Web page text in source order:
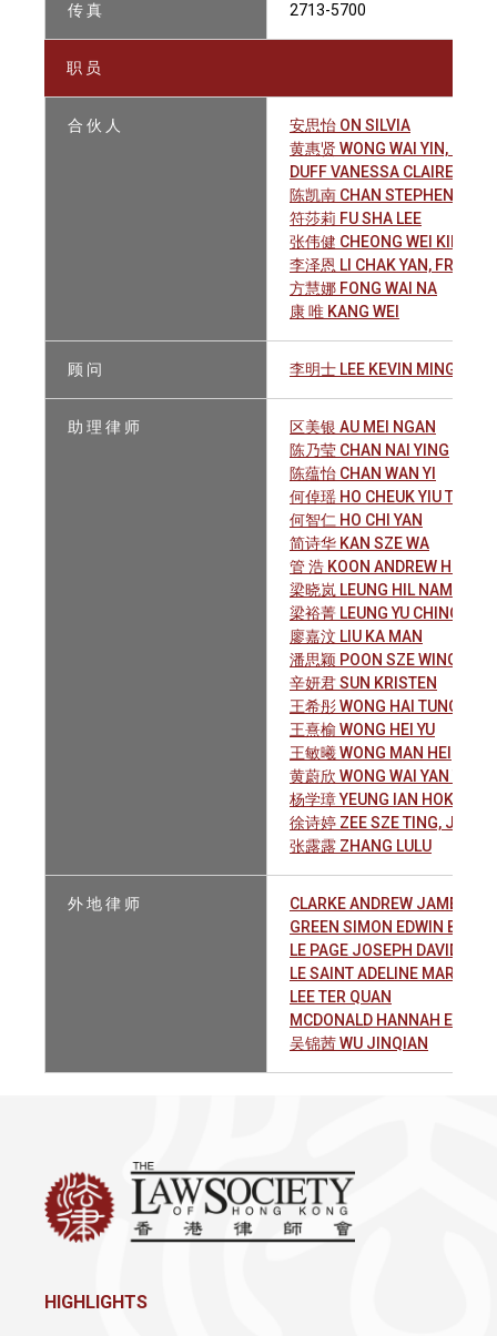
传 真 2713-5700
职 员
合 伙 人
安思怡 ON SILVIA
黄惠贤 WONG WAI YIN, LISA
DUFF VANESSA CLAIRE
陈凯南 CHAN STEPHEN HOI
符莎莉 FU SHA LEE
张伟健 CHEONG WEI KIN,
李泽恩 LI CHAK YAN,
方慧娜 FONG WAI NA
康 唯 KANG WEI
顾 问 李明士 LEE KEVIN MING SHIH
助 理 律 师
区美银 AU MEI NGAN
陈乃莹 CHAN NAI YING
陈蕴怡 CHAN WAN YI
何倬瑶 HO CHEUK YIU
何智仁 HO CHI YAN
简诗华 KAN SZE WA
管 浩 KOON ANDREW HO
梁晓岚 LEUNG HIL NAM
梁裕菁 LEUNG YU CHING
廖嘉汶 LIU KA MAN
潘思颖 POON SZE WING
辛妍君 SUN KRISTEN
王希彤 WONG HAI TUNG
王熹榆 WONG HEI YU
王敏曦 WONG MAN HEI
黄蔚欣 WONG WAI YAN
杨学璋 YEUNG IAN HOK
徐诗婷 ZEE SZE TING,
张露露 ZHANG LULU
外 地 律 师
CLARKE ANDREW JAMES
GREEN SIMON EDWIN
LE PAGE JOSEPH DAVID
LE SAINT ADELINE MARIE
LEE TER QUAN
MCDONALD HANNAH
吴锦茜 WU JINQIAN
HIGHLIGHTS